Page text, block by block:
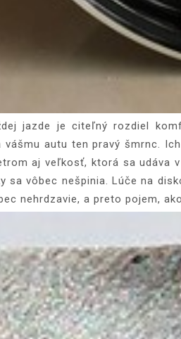
jazde je citeľný rozdiel
autu ten pravý šmrnc.
aj veľkosť, ktorá sa udáva
sa vôbec nešpinia. Lúče na
nehrdzavie, a preto pojem,